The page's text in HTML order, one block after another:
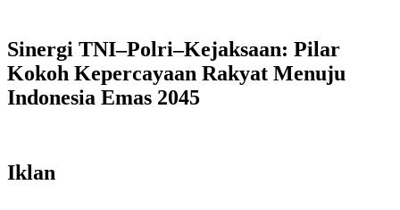
Sinergi TNI–Polri–Kejaksaan: Pilar
Kokoh Kepercayaan Rakyat Menuju
Indonesia Emas 2045
Iklan